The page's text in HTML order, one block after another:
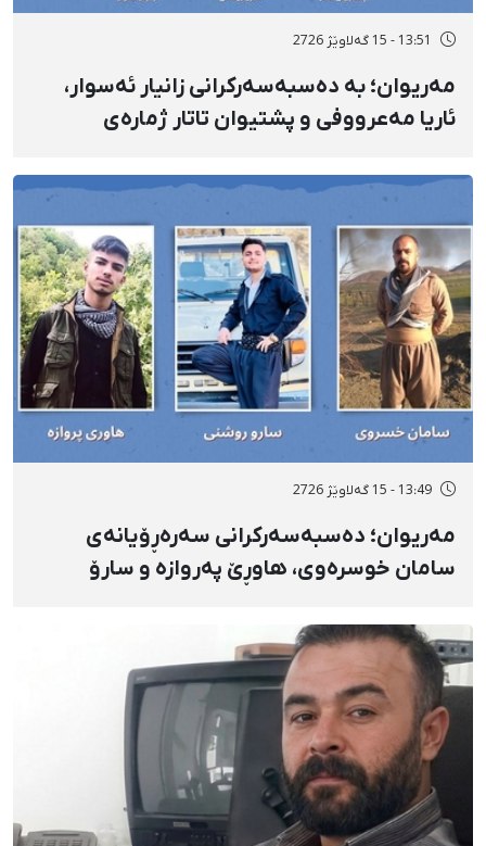
13:51 - 15 گەلاوێژ 2726
مەریوان؛ بە دەسبەسەرکرانی زانیار ئەسوار،
ئاریا مەعرووفی و پشتیوان تاتار ژمارەی
بۆ شەش کەس زیادی کرد
13:49 - 15 گەلاوێژ 2726
مەریوان؛ دەسبەسەرکرانی سەرەڕۆیانەی
سامان خوسرەوی، هاوڕێ پەروازە و سارۆ
گواستنەوەیان بۆ شوێنێکی نادیار